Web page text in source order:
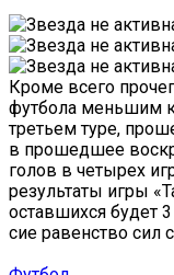
Кроме всего
футбола меньшим
третьем туре,
в прошедшее
голов в четырех
результаты игры
оставшихся будет
сие равенство сил